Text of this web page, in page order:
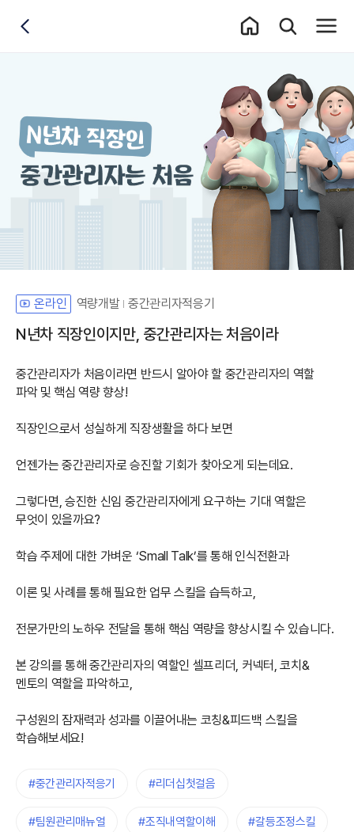
통합검색 레이
전체
뒤로가기
온라인 역량개발 중간관리자적응기
N년차 직장인이지만, 중간관리자는 처음이라
중간관리자가 처음이라면 반드시 알아야 할 중간관리자의 역할
파악 및 핵심 역량 향상!
직장인으로서 성실하게 직장생활을 하다 보면
언젠가는 중간관리자로 승진할 기회가 찾아오게 되는데요.
그렇다면, 승진한 신임 중간관리자에게 요구하는 기대 역할은
무엇이 있을까요?
학습 주제에 대한 가벼운 ‘Small Talk’를 통해 인식전환과
이론 및 사례를 통해 필요한 업무 스킬을 습득하고,
전문가만의 노하우 전달을 통해 핵심 역량을 향상시킬 수 있습니다.
본 강의를 통해 중간관리자의 역할인 셀프리더, 커넥터, 코치&
멘토의 역할을 파악하고,
구성원의 잠재력과 성과를 이끌어내는 코칭&피드백 스킬을
학습해보세요!
#중간관리자적응기 #리더십첫걸음
#팀원관리매뉴얼 #조직내역할이해 #갈등조정스킬